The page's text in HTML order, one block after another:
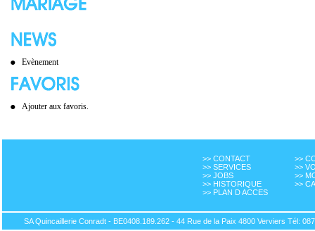
Evènement
Ajouter aux favoris.
>> CONTACT
>> SERVICES
>> JOBS
>> HISTORIQUE
>> PLAN D ACCES
>>
>>
>>
>>
SA Quincaillerie Conradt - BE0408.189.262 - 44 Rue de la Paix 4800 Verviers Tél: